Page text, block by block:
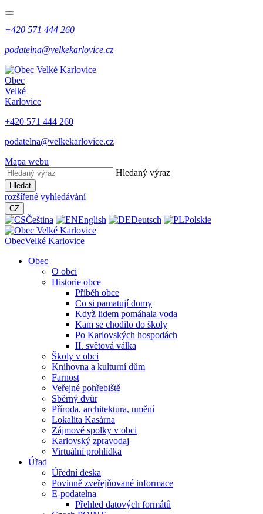
+420 571 444 260
podatelna@velkekarlovice.cz
Obec
Velké
Karlovice
+420 571 444 260
podatelna@velkekarlovice.cz
Mapa webu
Hledaný výraz
Hledat
rozšířené vyhledávání
CZ
Čeština English Deutsch Polskie
ObecVelké Karlovice
Obec
O obci
Historie obce
Příběh obce
Co si pamatují domy
Když lidem pomáhala voda
Kam se chodilo do školy
Po Karlovských hospodách
II. světová válka
Školy v obci
Knihovna a kulturní dům
Farnost
Veřejné pohřebiště
Sběrný dvůr
Příroda, architektura, umění
Lokalita Kasárna
Zájmové spolky v obci
Karlovský zpravodaj
Virtuální prohlídka
Úřad
Úřední deska
Povinně zveřejňované informace
E-podatelna
Přehled datových formátů